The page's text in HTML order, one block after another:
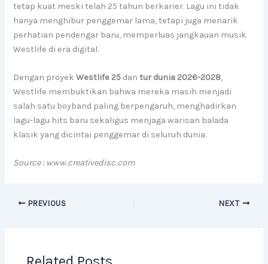
tetap kuat meski telah 25 tahun berkarier. Lagu ini tidak
hanya menghibur penggemar lama, tetapi juga menarik
perhatian pendengar baru, memperluas jangkauan musik
Westlife di era digital.
Dengan proyekWestlife 25 dantur dunia 2026-2028,
Westlife membuktikan bahwa mereka masih menjadi
salah satu boyband paling berpengaruh, menghadirkan
lagu-lagu hits baru sekaligus menjaga warisan balada
klasik yang dicintai penggemar di seluruh dunia.
Source : www.creativedisc.com
PREVIOUS NEXT